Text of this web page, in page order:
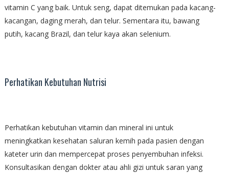
vitamin C yang baik. Untuk seng, dapat ditemukan pada kacang-
kacangan, daging merah, dan telur. Sementara itu, bawang
putih, kacang Brazil, dan telur kaya akan selenium.
Perhatikan Kebutuhan Nutrisi
Perhatikan kebutuhan vitamin dan mineral ini untuk
meningkatkan kesehatan saluran kemih pada pasien dengan
kateter urin dan mempercepat proses penyembuhan infeksi.
Konsultasikan dengan dokter atau ahli gizi untuk saran yang